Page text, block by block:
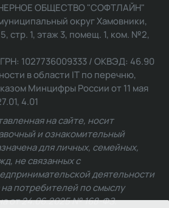
ОБЩЕСТВО "СОФТЛАЙН"
округ Хамовники,
стр. 1, этаж 3, помещ. 1, ком. №2,
1027736009333 / ОКВЭД: 46.90
в области IT по перечню,
Минцифры России от 11 мая
4.01
на сайте, носит
и ознакомительный
для личных, семейных,
не связанных с
деятельности
потребителей по смыслу
от 24.06.2025 № 168-ФЗ.